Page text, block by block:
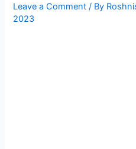
Leave a Comment / By
2023